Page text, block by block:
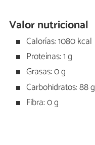
Valor nutricional
Calorías: 1080 kcal
Proteínas: 1 g
Grasas: 0 g
Carbohidratos: 88 g
Fibra: 0 g